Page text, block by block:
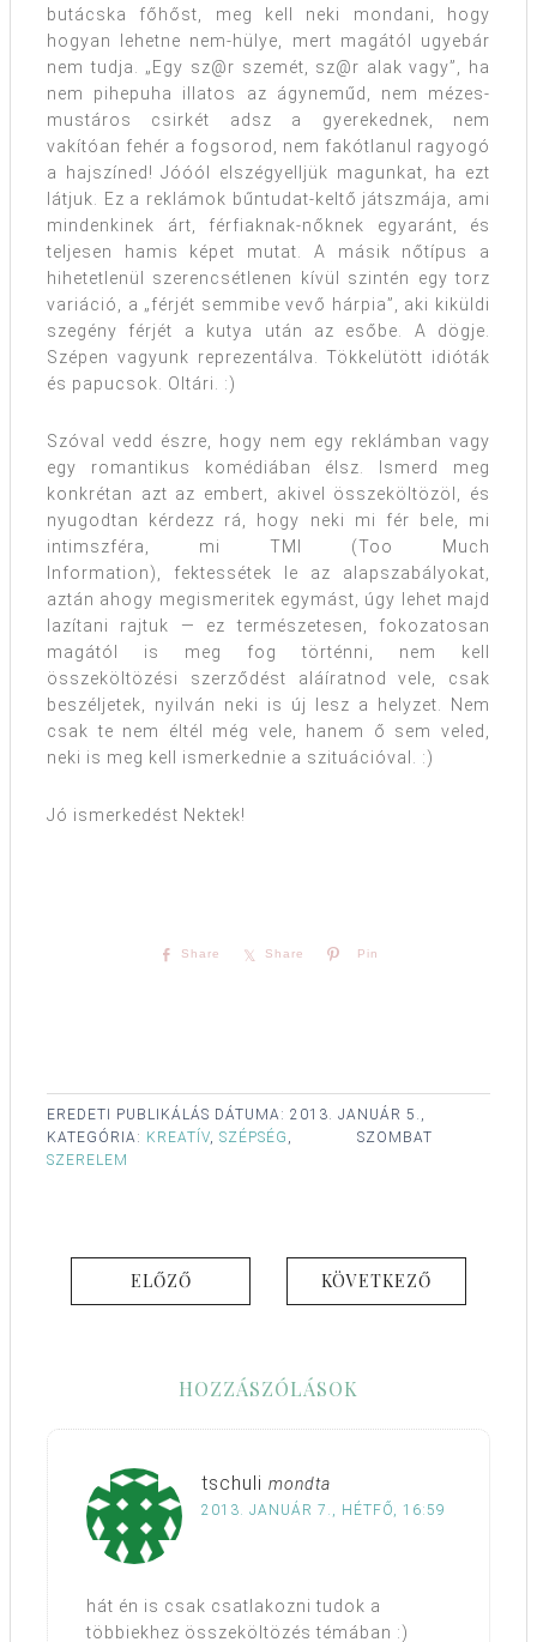
butácska főhőst, meg kell neki mondani, hogy
hogyan lehetne nem-hülye, mert magától ugyebár
nem tudja. „Egy sz@r szemét, sz@r alak vagy”, ha
nem pihepuha illatos az ágyneműd, nem mézes-
mustáros csirkét adsz a gyerekednek, nem
vakítóan fehér a fogsorod, nem fakótlanul ragyogó
a hajszíned! Jóóól elszégyelljük magunkat, ha ezt
látjuk. Ez a reklámok bűntudat-keltő játszmája, ami
mindenkinek árt, férfiaknak-nőknek egyaránt, és
teljesen hamis képet mutat. A másik nőtípus a
hihetetlenül szerencsétlenen kívül szintén egy torz
variáció, a „férjét semmibe vevő hárpia”, aki kiküldi
szegény férjét a kutya után az esőbe. A dögje.
Szépen vagyunk reprezentálva. Tökkelütött idióták
és papucsok. Oltári. :)
Szóval vedd észre, hogy nem egy reklámban vagy
egy romantikus komédiában élsz. Ismerd meg
konkrétan azt az embert, akivel összeköltözöl, és
nyugodtan kérdezz rá, hogy neki mi fér bele, mi
intimszféra, mi TMI (Too Much
Information), fektessétek le az alapszabályokat,
aztán ahogy megismeritek egymást, úgy lehet majd
lazítani rajtuk — ez természetesen, fokozatosan
magától is meg fog történni, nem kell
összeköltözési szerződést aláíratnod vele, csak
beszéljetek, nyilván neki is új lesz a helyzet. Nem
csak te nem éltél még vele, hanem ő sem veled,
neki is meg kell ismerkednie a szituációval. :)
Jó ismerkedést Nektek!
Share Share Pin
EREDETI PUBLIKÁLÁS DÁTUMA: 2013. JANUÁR 5.,
SZOMBAT
KATEGÓRIA: KREATÍV, SZÉPSÉG ,
SZERELEM
ELŐZŐ KÖVETKEZŐ
HOZZÁSZÓLÁSOK
tschuli mondta
2013. JANUÁR 7., HÉTFŐ, 16:59
hát én is csak csatlakozni tudok a
többiekhez összeköltözés témában :)